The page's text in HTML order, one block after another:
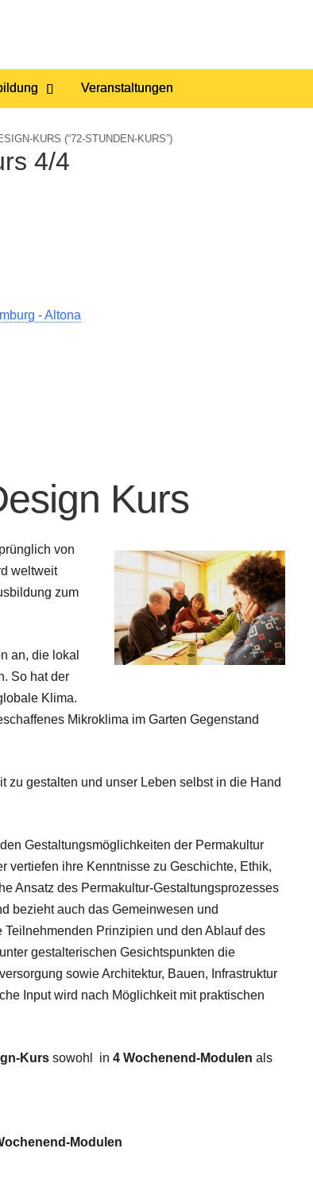
Veranstaltungen
KURS (“72-STUNDEN-KURS”)
4/4
- Altona
Kurs
von
weltweit
zum
an, die lokal
So hat der
Klima.
Mikroklima im Garten Gegenstand
zu gestalten und unser Leben selbst in die Hand
Gestaltungsmöglichkeiten der Permakultur
vertiefen ihre Kenntnisse zu Geschichte, Ethik,
Ansatz des Permakultur-Gestaltungsprozesses
bezieht auch das Gemeinwesen und
Prinzipien und den Ablauf des
gestalterischen Gesichtspunkten die
sowie Architektur, Bauen, Infrastruktur
Input wird nach Möglichkeit mit praktischen
Kurs sowohl in 4 Wochenend-Modulen als
Modulen